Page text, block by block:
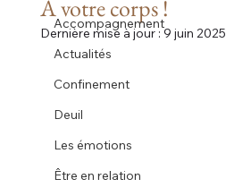
Accompagnement
Actualités
Confinement
Deuil
Les émotions
Être en relation
A votre corps !
Dernière mise à jour :9 juin 2025